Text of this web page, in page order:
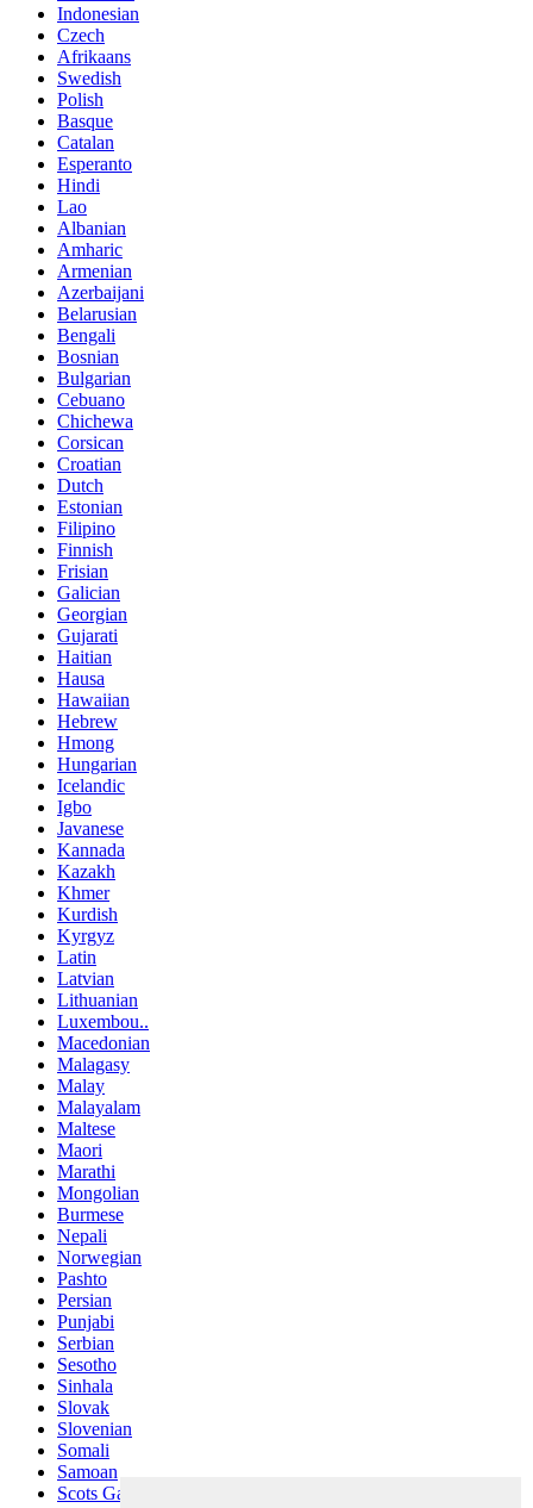
Indonesian
Czech
Afrikaans
Swedish
Polish
Basque
Catalan
Esperanto
Hindi
Lao
Albanian
Amharic
Armenian
Azerbaijani
Belarusian
Bengali
Bosnian
Bulgarian
Cebuano
Chichewa
Corsican
Croatian
Dutch
Estonian
Filipino
Finnish
Frisian
Galician
Georgian
Gujarati
Haitian
Hausa
Hawaiian
Hebrew
Hmong
Hungarian
Icelandic
Igbo
Javanese
Kannada
Kazakh
Khmer
Kurdish
Kyrgyz
Latin
Latvian
Lithuanian
Luxembou..
Macedonian
Malagasy
Malay
Malayalam
Maltese
Maori
Marathi
Mongolian
Burmese
Nepali
Norwegian
Pashto
Persian
Punjabi
Serbian
Sesotho
Sinhala
Slovak
Slovenian
Somali
Samoan
Scots Gaelic